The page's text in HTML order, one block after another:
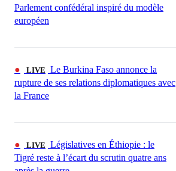
Parlement confédéral inspiré du modèle
européen
● LIVE
Le Burkina Faso annonce la
rupture de ses relations diplomatiques avec
la France
● LIVE
Législatives en Éthiopie : le
Tigré reste à l’écart du scrutin quatre ans